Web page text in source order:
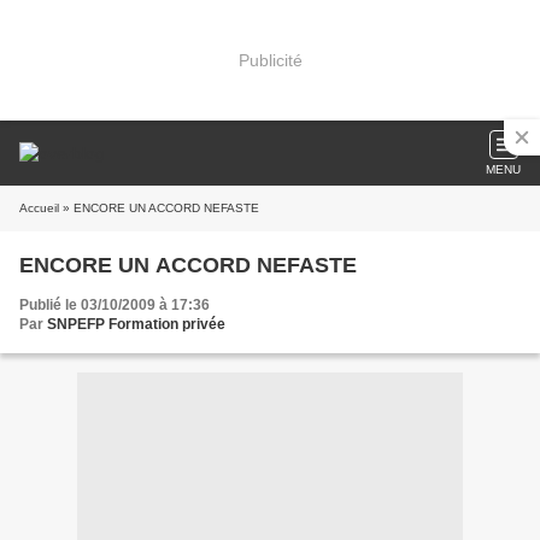
Publicité
MENU
Accueil » ENCORE UN ACCORD NEFASTE
ENCORE UN ACCORD NEFASTE
Publié le 03/10/2009 à 17:36
Par SNPEFP Formation privée